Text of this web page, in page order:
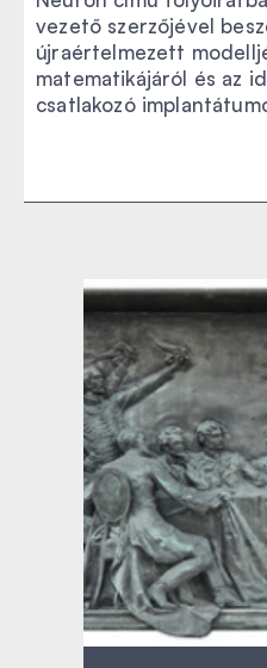
vezető szerzőjével
újraértelmezett
matematikájáról és az
csatlakozó